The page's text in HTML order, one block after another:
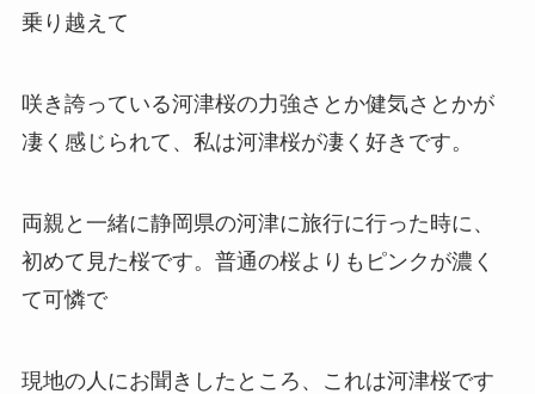
乗り越えて
咲き誇っている河津桜の力強さとか健気さとかが
凄く感じられて、私は河津桜が凄く好きです。
両親と一緒に静岡県の河津に旅行に行った時に、
初めて見た桜です。普通の桜よりもピンクが濃く
て可憐で
現地の人にお聞きしたところ、これは河津桜です